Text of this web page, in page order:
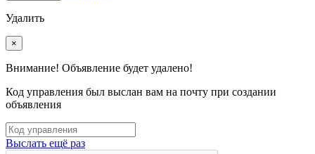
Удалить
×
Внимание! Объявление будет удалено!
Код управления был выслан вам на почту при создании
объявления
Выслать ещё раз